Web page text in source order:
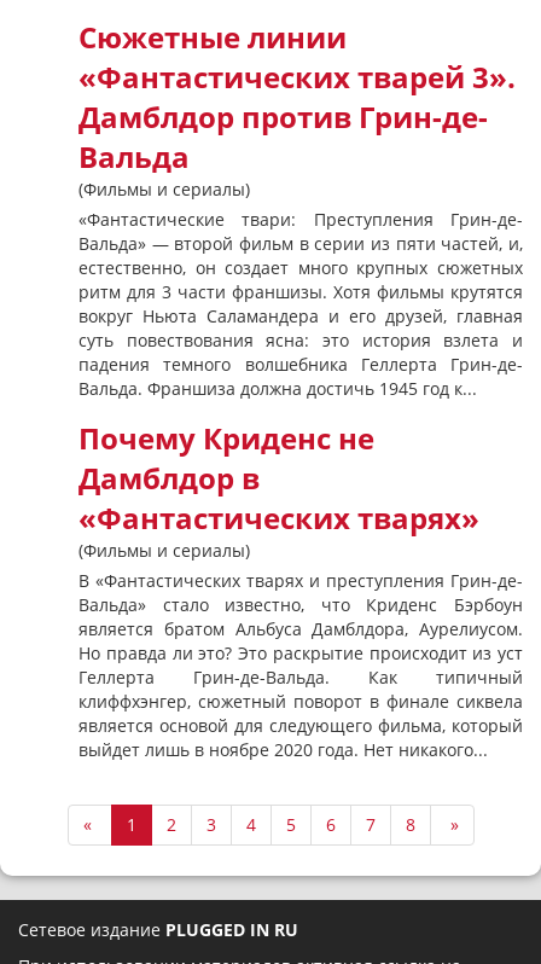
Сюжетные линии
«Фантастических тварей 3».
Дамблдор против Грин-де-
Вальда
(Фильмы и сериалы)
«Фантастические твари: Преступления Грин-де-
Вальда» — второй фильм в серии из пяти частей, и,
естественно, он создает много крупных сюжетных
ритм для 3 части франшизы. Хотя фильмы крутятся
вокруг Ньюта Саламандера и его друзей, главная
суть повествования ясна: это история взлета и
падения темного волшебника Геллерта Грин-де-
Вальда. Франшиза должна достичь 1945 год к...
Почему Криденс не
Дамблдор в
«Фантастических тварях»
(Фильмы и сериалы)
В «Фантастических тварях и преступления Грин-де-
Вальда» стало известно, что Криденс Бэрбоун
является братом Альбуса Дамблдора, Аурелиусом.
Но правда ли это? Это раскрытие происходит из уст
Геллерта Грин-де-Вальда. Как типичный
клиффхэнгер, сюжетный поворот в финале сиквела
является основой для следующего фильма, который
выйдет лишь в ноябре 2020 года. Нет никакого...
« 1 2 3 4 5 6 7 8 »
Сетевое издание PLUGGED IN RU